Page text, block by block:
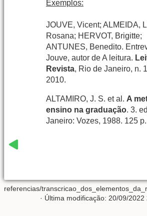
Exemplos:
JOUVE, Vicent; ALMEIDA,
Rosana; HERVOT, Brigitte;
ANTUNES, Benedito.
Jouve, autor de A leitura.
Revista, Rio de Janeiro, n.
2010.
ALTAMIRO, J. S. et al. A
ensino na graduação. 3.
Janeiro: Vozes, 1988. 125 p.
referencias/
· Última modificação: 20/09/